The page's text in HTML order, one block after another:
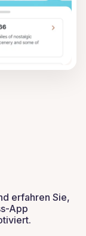
erfahren Sie,
App